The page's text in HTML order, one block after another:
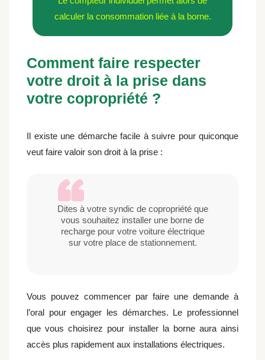
calculer la consommation liée à la borne.
Comment faire respecter
votre droit à la prise dans
votre copropriété ?
Il existe une démarche facile à suivre pour quiconque
veut faire valoir son droit à la prise :
Dites à votre syndic de copropriété que
vous souhaitez installer une borne de
recharge pour votre voiture électrique
sur votre place de stationnement.
Vous pouvez commencer par faire une demande à
l’oral pour engager les démarches. Le professionnel
que vous choisirez pour installer la borne aura ainsi
accès plus rapidement aux installations électriques.